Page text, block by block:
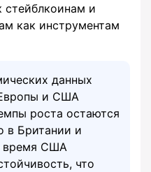
стейблкоинам и
как инструментам
данных
и США
роста остаются
в Британии и
время США
что